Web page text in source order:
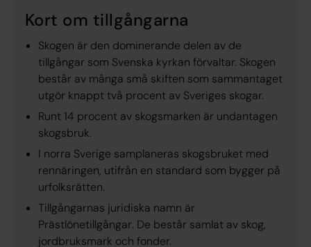
Kort om tillgångarna
Skogen är den dominerande delen av de
tillgångar som Svenska kyrkan förvaltar. Skogen
består av många små skiften som sammantaget
utgör knappt två procent av Sveriges skogar.
Runt 14 procent av skogsmarken är undantagen
skogsbruk.
I norra Sverige samplaneras skogsbruket med
rennäringen, utifrån en standard som bygger på
urfolksrätten.
Tillgångarnas juridiska namn är
Prästlönetillgångar. De består samlat av skog,
jordbruksmark och fonder.